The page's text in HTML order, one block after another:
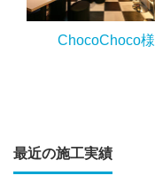
ChocoChoco様
最近の施工実績